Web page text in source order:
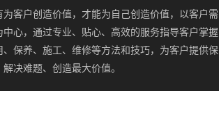
为客户创造价值，才能为自己创造价值，以客户需
中心，通过专业、贴心、高效的服务指导客户掌握
、保养、施工、维修等方法和技巧，为客户提供保
解决难题、创造最大价值。